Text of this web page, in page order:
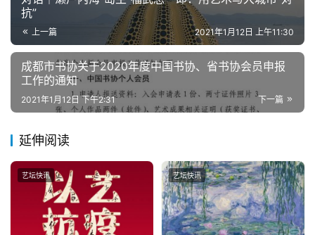
抗”
上一篇 2021年1月12日 上午11:30
成都市书协关于2020年度中国书协、省书协会员申报
工作的通知
下一篇
2021年1月12日 下午2:31
延伸阅读
艺坛快讯 艺坛快讯